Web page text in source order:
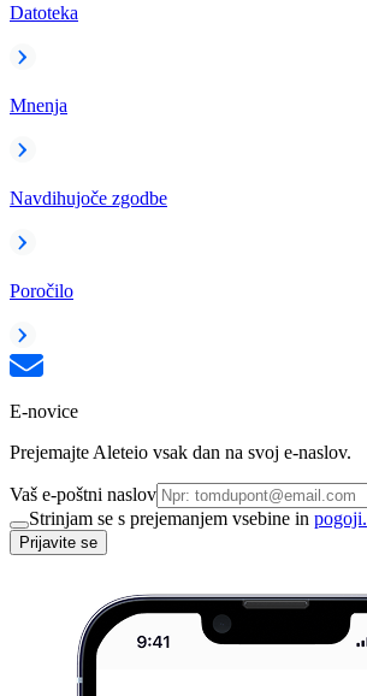
Datoteka
Mnenja
Navdihujoče zgodbe
Poročilo
E-novice
Prejemajte Aleteio vsak dan na svoj e-naslov.
Vaš e-poštni naslov
Strinjam se s prejemanjem vsebine in pogoji.
Prijavite se